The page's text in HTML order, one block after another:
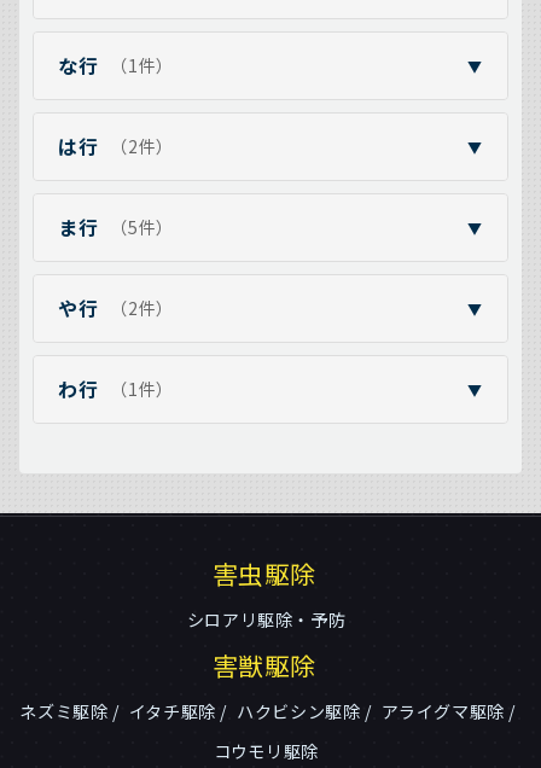
な行 （1件） ▼
は行 （2件） ▼
ま行 （5件） ▼
や行 （2件） ▼
わ行 （1件） ▼
害虫駆除
シロアリ駆除・予防
害獣駆除
ネズミ駆除 イタチ駆除 ハクビシン駆除
アライグマ駆除
コウモリ駆除